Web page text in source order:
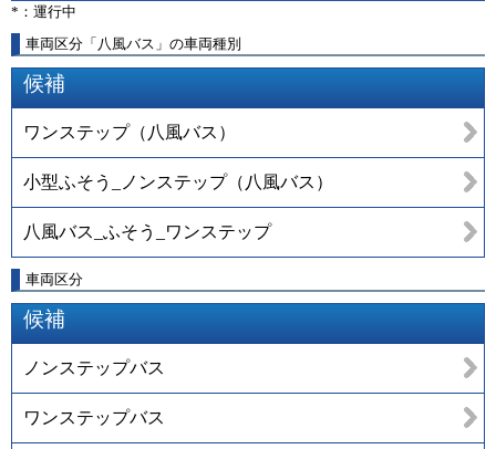
*：運行中
車両区分「八風バス」の車両種別
候補
ワンステップ（八風バス）
小型ふそう_ノンステップ（八風バス）
八風バス_ふそう_ワンステップ
車両区分
候補
ノンステップバス
ワンステップバス